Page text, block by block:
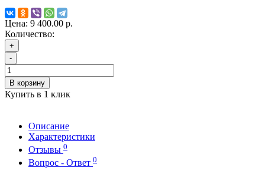
Цена: 9 400.00 р.
Количество:
+
-
В корзину
Купить в 1 клик
Описание
Характеристики
Отзывы 0
Вопрос - Ответ 0